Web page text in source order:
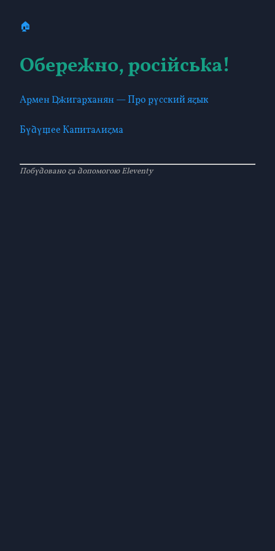
🏠
Обережно, російська!
Армен Джигарханян — Про русский язык
Будущее Капитализма
Побудовано за допомогою Eleventy